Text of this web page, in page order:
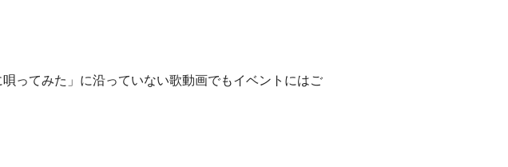
ってみた」に沿っていない歌動画でもイベントにはご